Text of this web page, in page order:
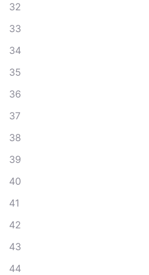
32
33
34
35
36
37
38
39
40
41
42
43
44